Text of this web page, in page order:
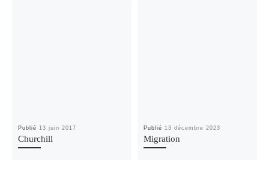
Publié 13 juin 2017
Churchill
Publié 13 décembre 2023
Migration